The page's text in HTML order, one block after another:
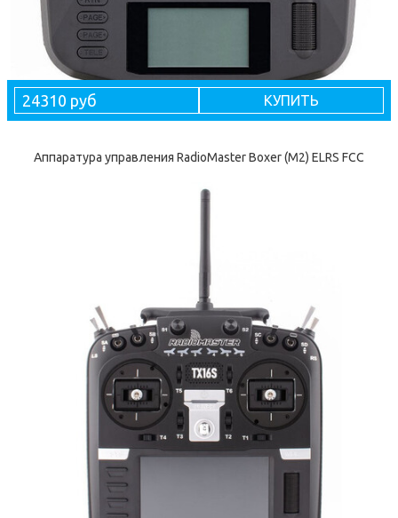
24310 руб КУПИТЬ
Аппаратура управления RadioMaster Boxer (M2) ELRS FCC